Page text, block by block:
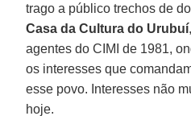
trago a público trechos de
Casa da Cultura do Urubuí
agentes do CIMI de 1981,
os interesses que
esse povo. Interesses não
hoje.